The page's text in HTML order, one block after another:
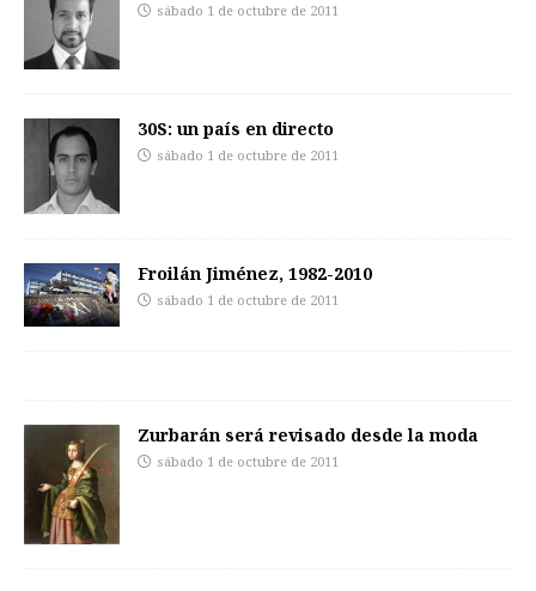
sábado 1 de octubre de 2011
30S: un país en directo
sábado 1 de octubre de 2011
Froilán Jiménez, 1982-2010
sábado 1 de octubre de 2011
Zurbarán será revisado desde la moda
sábado 1 de octubre de 2011